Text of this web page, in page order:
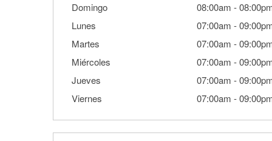
Domingo 08:00am -
Lunes
07:00am -
Martes
07:00am -
Miércoles
07:00am -
Jueves
07:00am -
Viernes
07:00am -